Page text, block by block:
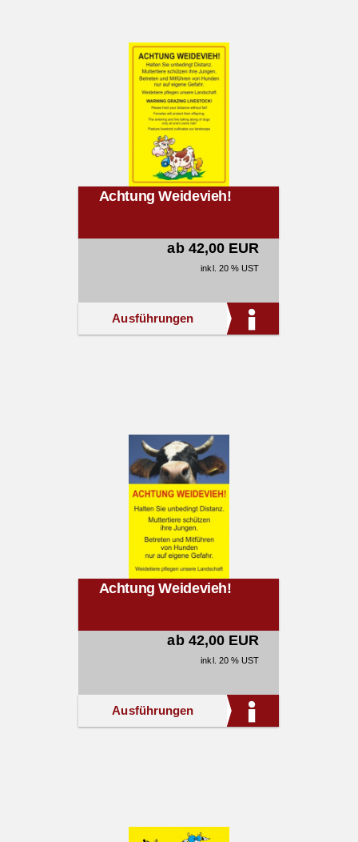
Achtung Weidevieh!
ab 42,00 EUR
inkl. 20 % UST
Ausführungen
Achtung Weidevieh!
ab 42,00 EUR
inkl. 20 % UST
Ausführungen